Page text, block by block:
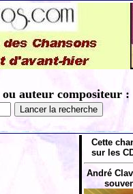
auteur compositeur :
Cette
sur les
André